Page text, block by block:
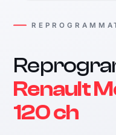
Renault
120 ch